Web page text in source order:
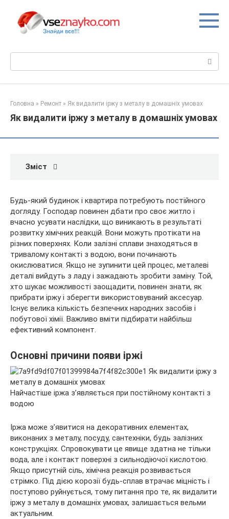
вмісту
Головна » Ремонт » Як видалити іржу з металу в домашніх умовах
Як видалити іржу з металу в домашніх умовах
Зміст
Будь-який будинок і квартира потребують постійного
догляду. Господар повинен дбати про своє житло і
вчасно усувати наслідки, що виникають в результаті
розвитку хімічних реакцій. Вони можуть протікати на
різних поверхнях. Коли залізні сплави знаходяться в
триваломуконтакті з водою, вони починають
окислюватися. Якщо не зупинити цей процес, металеві
деталі вийдуть з ладу і зажадають зробити заміну. Той,
хто шукає можливості заощадити, повинен знати, як
прибрати іржу і зберегти використовуваний аксесуар.
Існує велика кількість безпечних народних засобів і
побутової хімії. Важливо вміти підбирати найбільш
ефективний компонент.
Основні причини появи іржі
Найчастіше іржа з’являється при постійному контакті з
водою
Іржа може з’явитися на декоративних елементах,
виконаних з металу, посуду, сантехніки, будь залізних
конструкціях. Спровокувати це явище здатна не тільки
вода, але і контакт поверхні з сильнодіючої кислотою.
Якщо присутній сіль, хімічна реакція розвивається
стрімко. Під дією корозії будь-сплав втрачає міцність і
поступово руйнується, тому питання про те, як видалити
іржу з металу в домашніх умовах, залишається вельми
актуальним.